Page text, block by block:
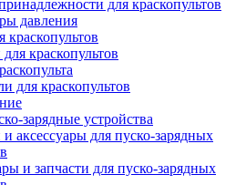
для краскопультов
давления
краскопультов
краскопультов
для краскопультов
зарядные устройства
и аксессуары для пуско-зарядных
и запчасти для пуско-зарядных